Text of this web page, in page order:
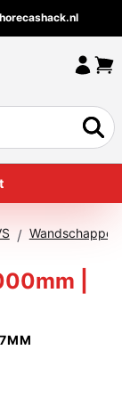
/ Wandschappen
|